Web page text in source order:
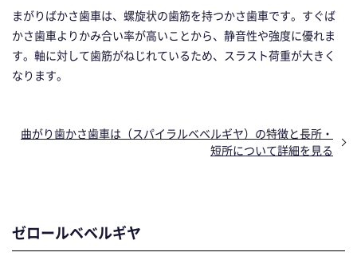
まがりばかさ歯車は、螺旋状の歯筋を持つかさ歯車です。すぐば
かさ歯車よりかみ合い率が高いことから、静音性や強度に優れま
す。軸に対して歯筋がねじれているため、スラスト荷重が大きく
なります。
曲がり歯かさ歯車は（スパイラルベベルギヤ）の特徴と長所・
短所について詳細を見る
ゼロールベベルギヤ